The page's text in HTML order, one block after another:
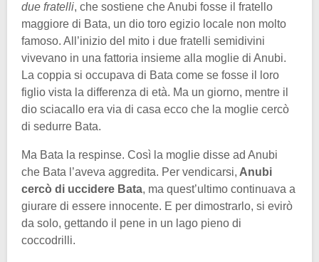
due fratelli, che sostiene che Anubi fosse il fratello
maggiore di Bata, un dio toro egizio locale non molto
famoso. All’inizio del mito i due fratelli semidivini
vivevano in una fattoria insieme alla moglie di Anubi.
La coppia si occupava di Bata come se fosse il loro
figlio vista la differenza di età. Ma un giorno, mentre il
dio sciacallo era via di casa ecco che la moglie cercò
di sedurre Bata.
Ma Bata la respinse. Così la moglie disse ad Anubi
che Bata l’aveva aggredita. Per vendicarsi, Anubi
cercò di uccidere Bata, ma quest’ultimo continuava a
giurare di essere innocente. E per dimostrarlo, si evirò
da solo, gettando il pene in un lago pieno di
coccodrilli.